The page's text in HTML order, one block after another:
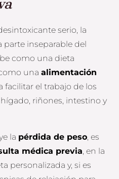
serio, la
parte inseparable del
como una dieta
unaalimentación
facilitar el trabajo de los
riñones, intestino y
la pérdida de peso, es
médica previa, en la
personalizada y, si es